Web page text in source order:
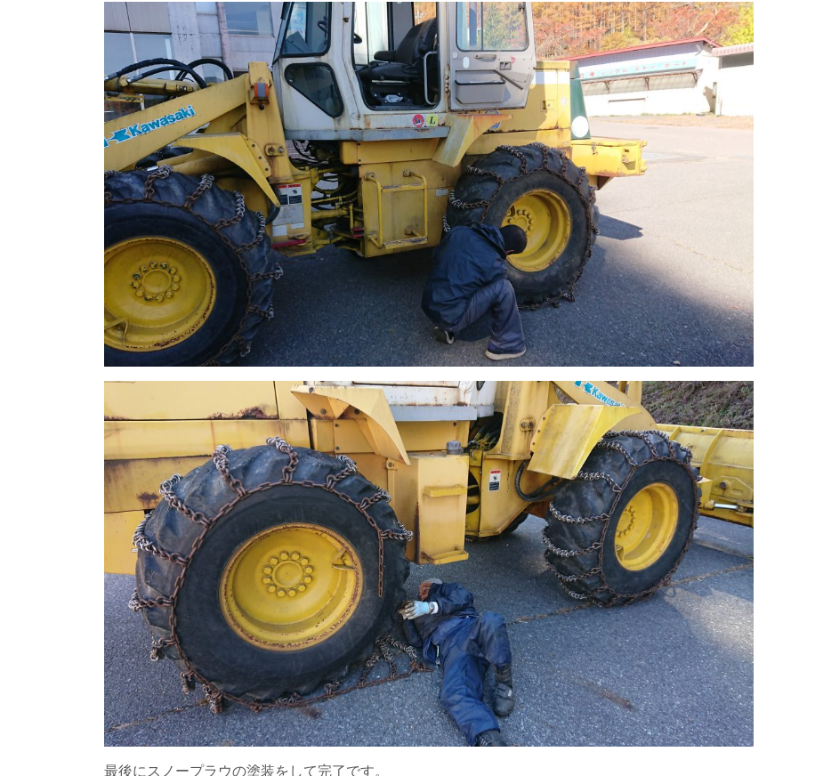
最後にスノープラウの塗装をして完了です。